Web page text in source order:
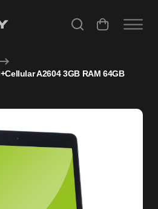
A2604 3GB RAM 64GB